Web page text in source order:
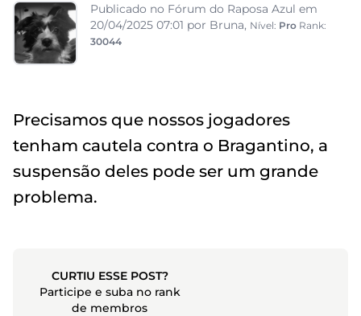
Publicado no Fórum do Raposa Azul em
20/04/2025 07:01 por Bruna, Nível: Pro Rank:
30044
Precisamos que nossos jogadores
tenham cautela contra o Bragantino, a
suspensão deles pode ser um grande
problema.
CURTIU ESSE POST?
Participe e suba no rank
de membros